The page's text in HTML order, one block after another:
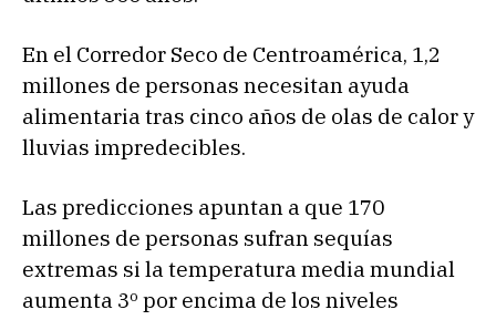
En el Corredor Seco de Centroamérica, 1,2
millones de personas necesitan ayuda
alimentaria tras cinco años de olas de calor y
lluvias impredecibles.
Las predicciones apuntan a que 170
millones de personas sufran sequías
extremas si la temperatura media mundial
aumenta 3º por encima de los niveles